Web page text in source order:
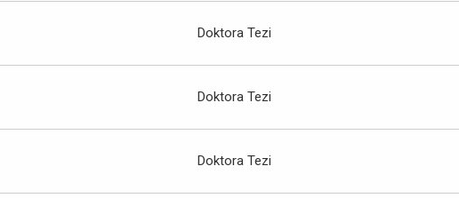
Doktora Tezi
Doktora Tezi
Doktora Tezi